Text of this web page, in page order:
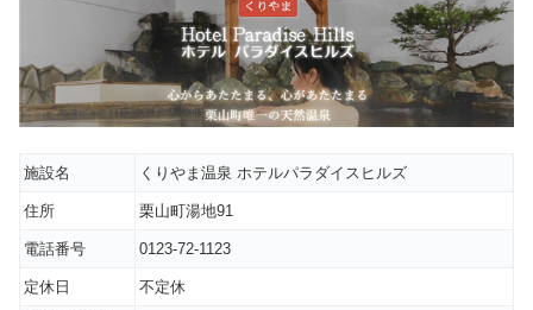
施設名 くりやま温泉 ホテルパラダイスヒルズ
住所 栗山町湯地91
電話番号 0123-72-1123
定休日 不定休